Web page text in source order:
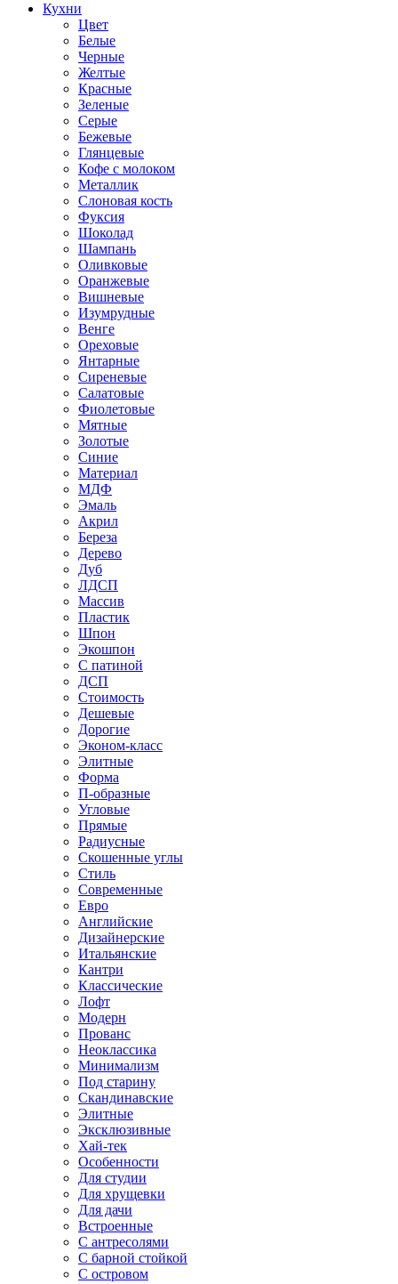
Кухни
Цвет
Белые
Черные
Желтые
Красные
Зеленые
Серые
Бежевые
Глянцевые
Кофе с молоком
Металлик
Слоновая кость
Фуксия
Шоколад
Шампань
Оливковые
Оранжевые
Вишневые
Изумрудные
Венге
Ореховые
Янтарные
Сиреневые
Салатовые
Фиолетовые
Мятные
Золотые
Синие
Материал
МДФ
Эмаль
Акрил
Береза
Дерево
Дуб
ЛДСП
Массив
Пластик
Шпон
Экошпон
С патиной
ДСП
Стоимость
Дешевые
Дорогие
Эконом-класс
Элитные
Форма
П-образные
Угловые
Прямые
Радиусные
Скошенные углы
Стиль
Современные
Евро
Английские
Дизайнерские
Итальянские
Кантри
Классические
Лофт
Модерн
Прованс
Неоклассика
Минимализм
Под старину
Скандинавские
Элитные
Эксклюзивные
Хай-тек
Особенности
Для студии
Для хрущевки
Для дачи
Встроенные
С антресолями
С барной стойкой
С островом